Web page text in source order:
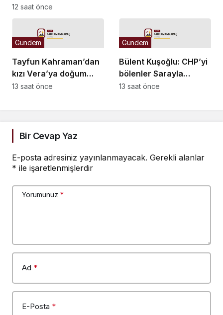
düzenlemesi:
Tekerrürde yaş sınırını
18’den 15’e düşüren
madde tekliften
12 saat önce
Tayfun Kahraman’dan
kızı Vera’ya doğum
günü mesajı
Gündem
13 saat önce
Bülent Kuşoğlu: CHP’yi
bölenler Sarayla
çalışıyordur
Gündem
13 saat önce
Bir Cevap Yaz
E-posta adresiniz yayınlanmayacak. Gerekli alanlar
* ile işaretlenmişlerdir
Yorumunuz *
Ad *
E-Posta *